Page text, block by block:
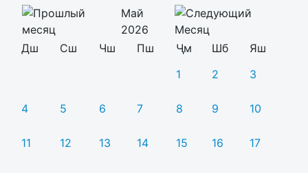
Май
2026
Дш
Сш Чш Пш Ҷм Шб
Яш
1
2 3
4 5 6 7 8 9 10
11 12 13 14 15 16 17